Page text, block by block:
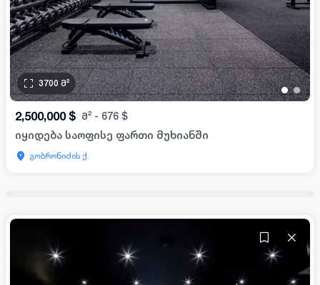
••
3700 მ²
2,500,000 $ მ² - 676 $
იყიდება საოფისე ფართი მუხიანში
გობრონიძის ქ.